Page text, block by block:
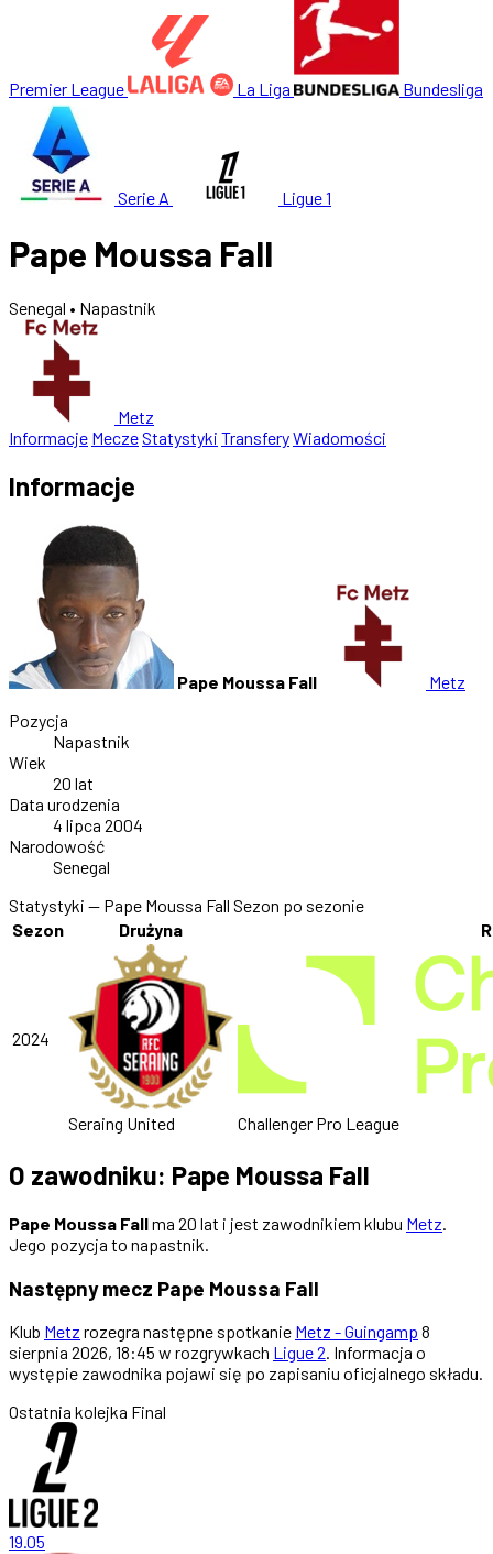
Premier League La Liga Bundesliga
Serie A Ligue 1
Pape Moussa Fall
Senegal • Napastnik
Metz
Informacje MeczeStatystyki TransferyWiadomości
Informacje
Pape Moussa Fall
Metz
Pozycja
Napastnik
Wiek
20 lat
Data urodzenia
4 lipca 2004
Narodowość
Senegal
Statystyki — Pape Moussa Fall Sezon po sezonie
Sezon
Drużyna
2024
Seraing United Challenger Pro League
O zawodniku: Pape Moussa Fall
Pape Moussa Fallma 20 lat i jest zawodnikiem klubu Metz.
Jego pozycja to napastnik.
Następny mecz Pape Moussa Fall
Klub Metz rozegra następne spotkanie Metz - Guingamp 8
sierpnia 2026, 18:45 w rozgrywkach Ligue 2. Informacja o
występie zawodnika pojawi się po zapisaniu oficjalnego składu.
Ostatnia kolejka Final
19.05